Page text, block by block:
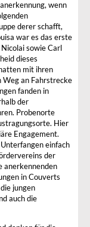
wenn
derer schafft,
war es das erste
sowie Carl
dieses
mit ihren
Weg an Fahrstrecke
fanden in
der
Probenorte
Hier
Engagement.
einfach
der
anerkennenden
in Couverts
jungen
auch die